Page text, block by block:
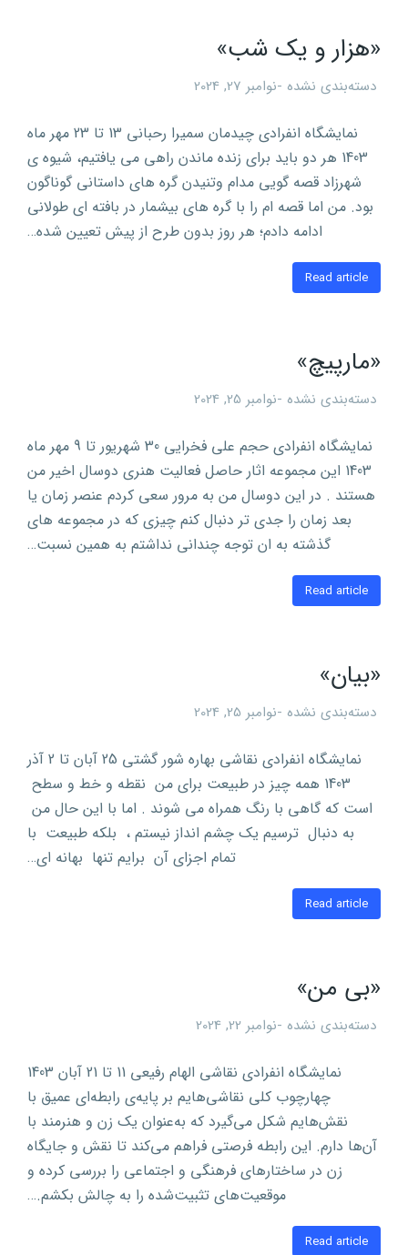
«هزار و یک شب»
دسته‌بندی نشده نوامبر 27, 2024
نمایشگاه انفرادی چیدمان سمیرا رحبانی 13 تا 23 مهر ماه
1403 هر دو باید برای زنده ماندن راهی می یافتیم، شیوه ی
شهرزاد قصه گویی مدام وتنیدن گره های داستانی گوناگون
بود. من اما قصه ام را با گره های بیشمار در بافته ای طولانی
ادامه دادم؛ هر روز بدون طرح از پیش تعیین شده…
Read article
«مارپیچ»
دسته‌بندی نشده نوامبر 25, 2024
نمایشگاه انفرادی حجم علی فخرایی 30 شهریور تا 9 مهر ماه
1403 این مجموعه اثار حاصل فعالیت هنری دوسال اخیر من
هستند . در این دوسال من به مرور سعی کردم عنصر زمان یا
بعد زمان را جدی تر دنبال کنم چیزی که در مجموعه های
گذشته به ان توجه چندانی نداشتم به همین نسبت…
Read article
«بیان»
دسته‌بندی نشده نوامبر 25, 2024
نمایشگاه انفرادی نقاشی بهاره شور گشتی 25 آبان تا 2 آذر
1403 همه چیز در طبیعت برای من نقطه و خط و سطح
است که گاهی با رنگ همراه می شوند . اما با این حال من
به دنبال ترسیم یک چشم انداز نیستم ، بلکه طبیعت با
تمام اجزای آن برایم تنها بهانه ای…
Read article
«بی من»
دسته‌بندی نشده نوامبر 22, 2024
نمایشگاه انفرادی نقاشی الهام رفیعی 11 تا 21 آبان 1403
چهارچوب کلی نقاشی‌هایم بر پایه‌ی رابطه‌ای عمیق با
نقش‌هایم شکل می‌گیرد که به‌عنوان یک زن و هنرمند با
آن‌ها دارم. این رابطه فرصتی فراهم می‌کند تا نقش و جایگاه
زن در ساختارهای فرهنگی و اجتماعی را بررسی کرده و
موقعیت‌های تثبیت‌شده را به چالش بکشم.…
Read article